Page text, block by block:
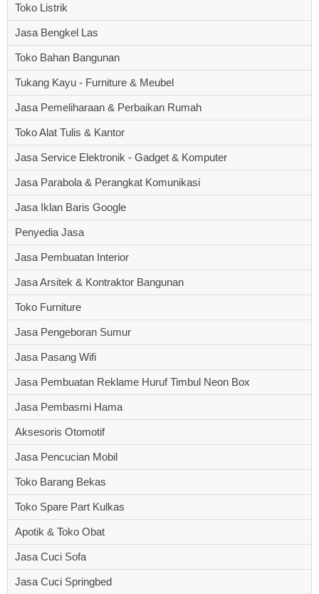
Toko Listrik
Jasa Bengkel Las
Toko Bahan Bangunan
Tukang Kayu - Furniture & Meubel
Jasa Pemeliharaan & Perbaikan Rumah
Toko Alat Tulis & Kantor
Jasa Service Elektronik - Gadget & Komputer
Jasa Parabola & Perangkat Komunikasi
Jasa Iklan Baris Google
Penyedia Jasa
Jasa Pembuatan Interior
Jasa Arsitek & Kontraktor Bangunan
Toko Furniture
Jasa Pengeboran Sumur
Jasa Pasang Wifi
Jasa Pembuatan Reklame Huruf Timbul Neon Box
Jasa Pembasmi Hama
Aksesoris Otomotif
Jasa Pencucian Mobil
Toko Barang Bekas
Toko Spare Part Kulkas
Apotik & Toko Obat
Jasa Cuci Sofa
Jasa Cuci Springbed